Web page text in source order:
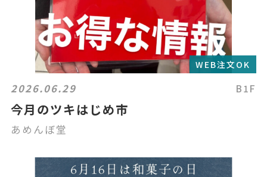
WEB注文OK
2026.06.29 B1F
今月のツキはじめ市
あめんぼ堂